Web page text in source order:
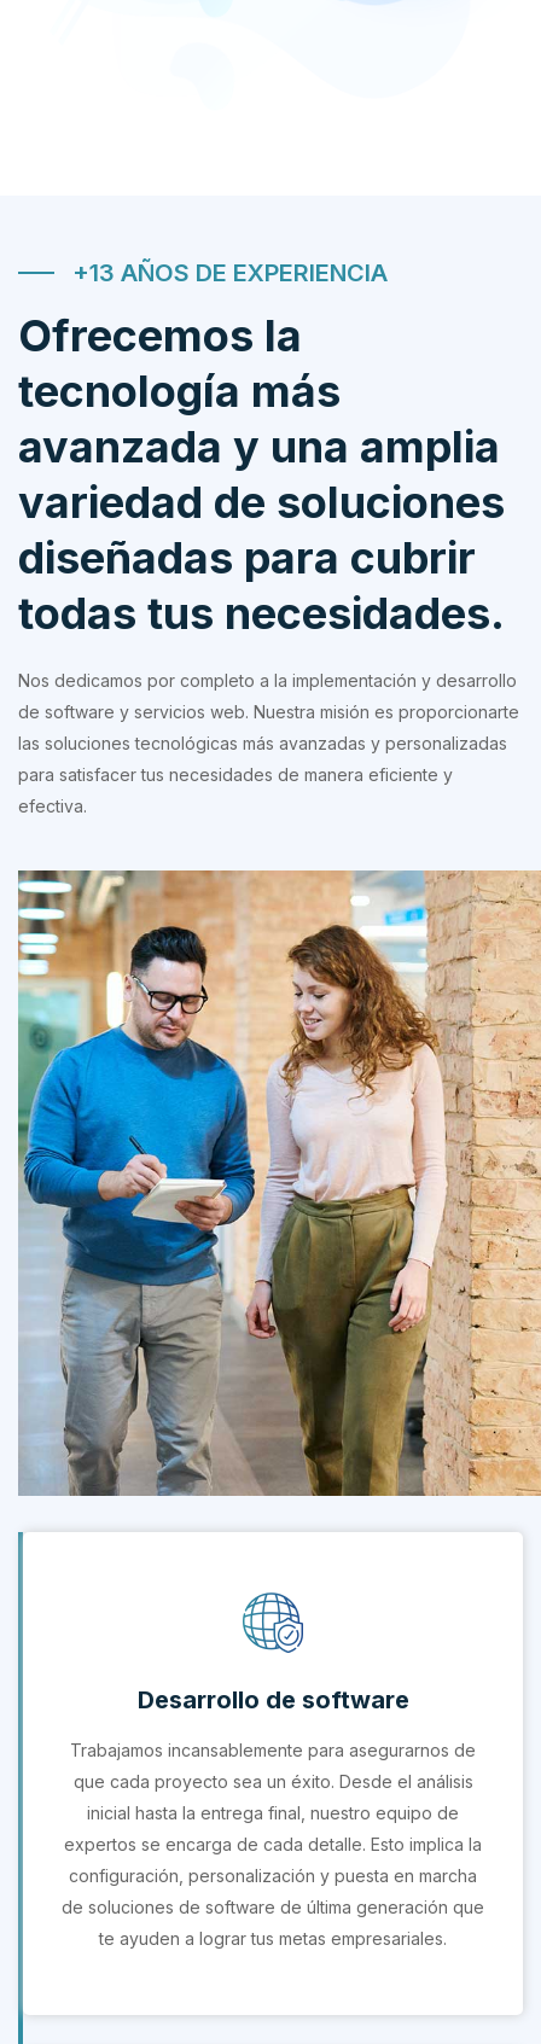
+13 AÑOS DE EXPERIENCIA
Ofrecemos la
tecnología más
avanzada y una amplia
variedad de soluciones
diseñadas para cubrir
todas tus necesidades.
Nos dedicamos por completo a la implementación y desarrollo
de software y servicios web. Nuestra misión es proporcionarte
las soluciones tecnológicas más avanzadas y personalizadas
para satisfacer tus necesidades de manera eficiente y
efectiva.
Desarrollo de software
Trabajamos incansablemente para asegurarnos de
que cada proyecto sea un éxito. Desde el análisis
inicial hasta la entrega final, nuestro equipo de
expertos se encarga de cada detalle. Esto implica la
configuración, personalización y puesta en marcha
de soluciones de software de última generación que
te ayuden a lograr tus metas empresariales.